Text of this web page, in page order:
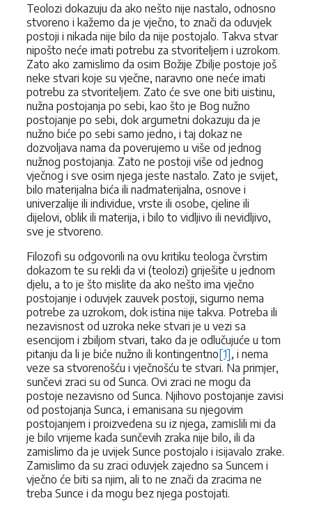
Teolozi dokazuju da ako nešto nije nastalo, odnosno
stvoreno i kažemo da je vječno, to znači da oduvjek
postoji i nikada nije bilo da nije postojalo. Takva stvar
nipošto neće imati potrebu za stvoriteljem i uzrokom.
Zato ako zamislimo da osim Božije Zbilje postoje još
neke stvari koje su vječne, naravno one neće imati
potrebu za stvoriteljem. Zato će sve one biti uistinu,
nužna postojanja po sebi, kao što je Bog nužno
postojanje po sebi, dok argumetni dokazuju da je
nužno biće po sebi samo jedno, i taj dokaz ne
dozvoljava nama da poverujemo u više od jednog
nužnog postojanja. Zato ne postoji više od jednog
vječnog i sve osim njega jeste nastalo. Zato je svijet,
bilo materijalna bića ili nadmaterijalna, osnove i
univerzalije ili individue, vrste ili osobe, cjeline ili
dijelovi, oblik ili materija, i bilo to vidljivo ili nevidljivo,
sve je stvoreno.
Filozofi su odgovorili na ovu kritiku teologa čvrstim
dokazom te su rekli da vi (teolozi) griješite u jednom
djelu, a to je što mislite da ako nešto ima vječno
postojanje i oduvjek zauvek postoji, sigurno nema
potrebe za uzrokom, dok istina nije takva. Potreba ili
nezavisnost od uzroka neke stvari je u vezi sa
esencijom i zbiljom stvari, tako da je odlučujuće u tom
pitanju da li je biće nužno ili kontingentno[1], i nema
veze sa stvorenošću i vječnošću te stvari. Na primjer,
sunčevi zraci su od Sunca. Ovi zraci ne mogu da
postoje nezavisno od Sunca. Njihovo postojanje zavisi
od postojanja Sunca, i emanisana su njegovim
postojanjem i proizvedena su iz njega, zamislili mi da
je bilo vrijeme kada sunčevih zraka nije bilo, ili da
zamislimo da je uvijek Sunce postojalo i isijavalo zrake.
Zamislimo da su zraci oduvjek zajedno sa Suncem i
vječno će biti sa njim, ali to ne znači da zracima ne
treba Sunce i da mogu bez njega postojati.